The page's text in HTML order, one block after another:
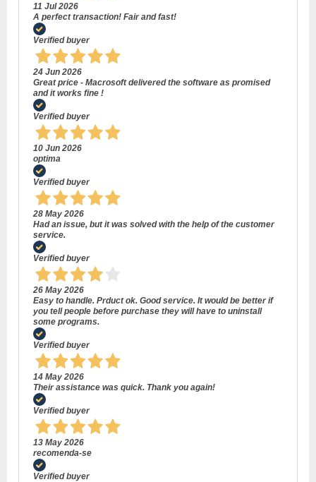
11 Jul 2026
A perfect transaction! Fair and fast!
Verified buyer
24 Jun 2026
Great price - Macrosoft delivered the software as promised
and it works fine !
Verified buyer
10 Jun 2026
optima
Verified buyer
28 May 2026
Had an issue, but it was solved with the help of the customer
service.
Verified buyer
26 May 2026
Easy to handle. Prduct ok. Good service. It would be better if
you tell people before purchase they will have to uninstall
some programs.
Verified buyer
14 May 2026
Their assistance was quick. Thank you again!
Verified buyer
13 May 2026
recomenda-se
Verified buyer